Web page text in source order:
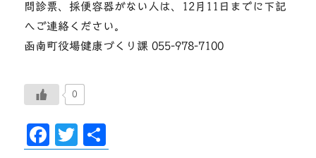
問診票、採便容器がない人は、12月11日までに下記
へご連絡ください。
函南町役場健康づくり課 055-978-7100
0
F
T